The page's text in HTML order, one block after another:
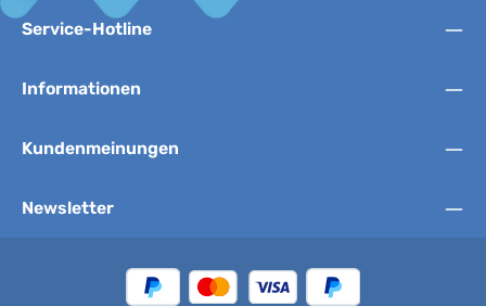
Service-Hotline
Informationen
Kundenmeinungen
Newsletter